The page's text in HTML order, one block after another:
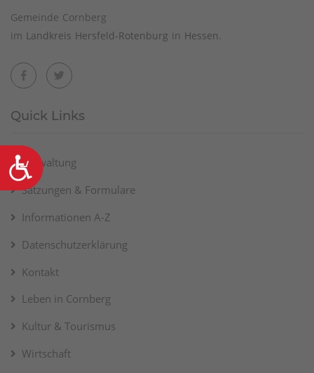
Barrierefreiheit
Gemeinde Cornberg
im Landkreis Hersfeld-Rotenburg in Hessen.
Quick Links
Verwaltung
Satzungen & Formulare
Informationen A-Z
Datenschutzerklärung
Kontakt
Leben in Cornberg
Kultur & Tourismus
Wirtschaft